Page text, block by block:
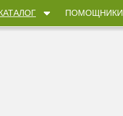
ПОМОЩНИКИ